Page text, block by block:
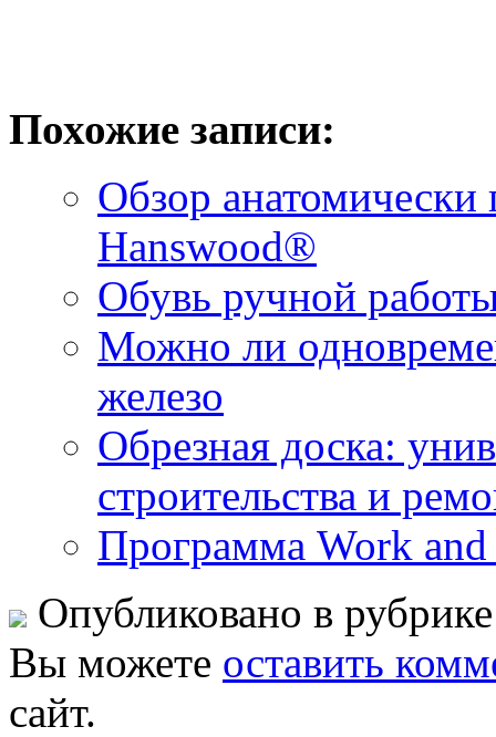
Похожие записи:
Обзор анатомически
Hanswood®
Обувь ручной
Можно ли
железо
Обрезная доска:
строительства и
Программа Work
Опубликовано в
Вы можете оставить
сайт.